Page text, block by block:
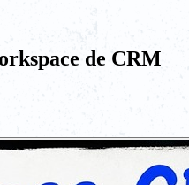
de CRM